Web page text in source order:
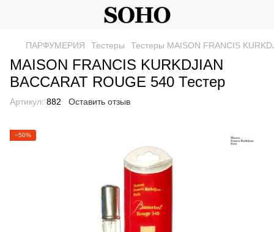
ПАРФУМЕРИЯ Тестеры Тестеры MAISON FRANCIS
MAISON FRANCIS KURKDJIAN
BACCARAT ROUGE 540 Тестер
Артикул: 882 Оставить отзыв
−50%